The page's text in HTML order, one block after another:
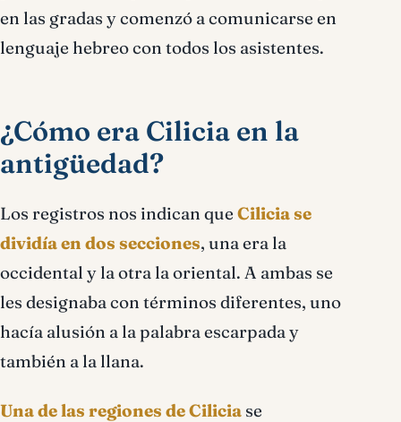
en las gradas y comenzó a comunicarse en
lenguaje hebreo con todos los asistentes.
¿Cómo era Cilicia en la
antigüedad?
Los registros nos indican que Cilicia se
dividía en dos secciones, una era la
occidental y la otra la oriental. A ambas se
les designaba con términos diferentes, uno
hacía alusión a la palabra escarpada y
también a la llana.
Una de las regiones de Cilicia se